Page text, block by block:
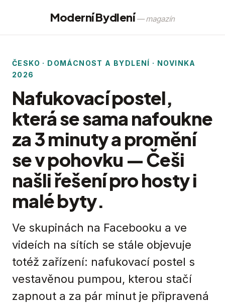
Moderní Bydlení— magazín
ČESKO · DOMÁCNOST A BYDLENÍ · NOVINKA
2026
Nafukovací postel,
která se sama nafoukne
za 3 minuty a promění
se v pohovku — Češi
našli řešení pro hosty i
malé byty.
Ve skupinách na Facebooku a ve
videích na sítích se stále objevuje
totéž zařízení: nafukovací postel s
vestavěnou pumpou, kterou stačí
zapnout a za pár minut je připravená